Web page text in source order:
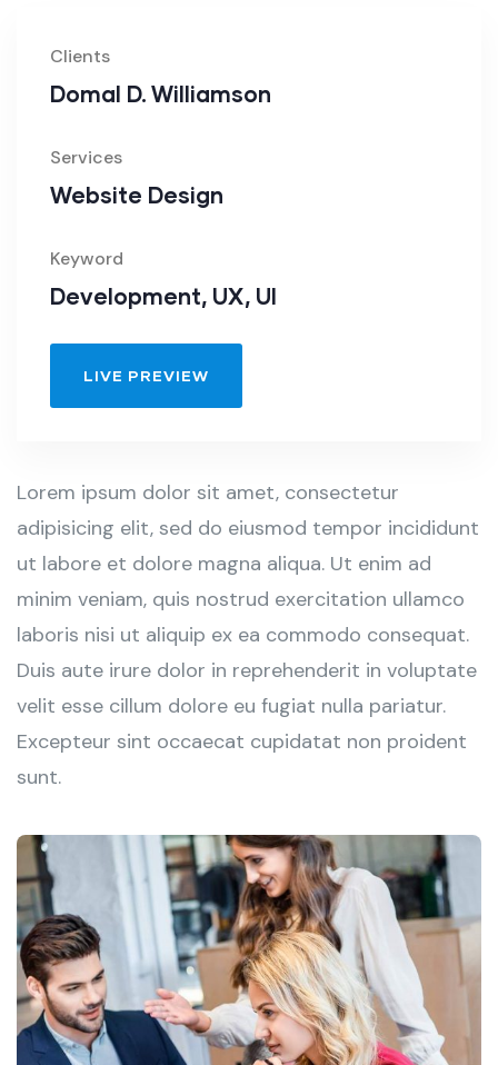
Clients
Domal D. Williamson
Services
Website Design
Keyword
Development, UX, UI
LIVE PREVIEW
Lorem ipsum dolor sit amet, consectetur
adipisicing elit, sed do eiusmod tempor incididunt
ut labore et dolore magna aliqua. Ut enim ad
minim veniam, quis nostrud exercitation ullamco
laboris nisi ut aliquip ex ea commodo consequat.
Duis aute irure dolor in reprehenderit in voluptate
velit esse cillum dolore eu fugiat nulla pariatur.
Excepteur sint occaecat cupidatat non proident
sunt.